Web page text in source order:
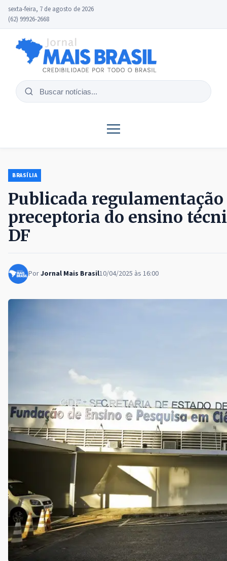
sexta-feira, 7 de agosto de 2026
(62) 99926-2668
Buscar
BRASÍLIA
Publicada
preceptoria do ensino
DF
PorJornal Mais Brasil10/04/2025 às 16:00